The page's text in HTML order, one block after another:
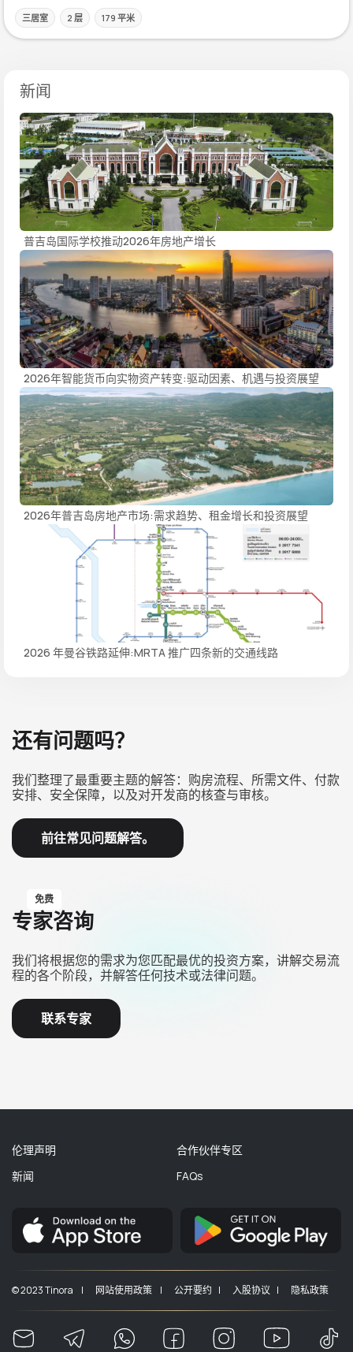
三居室 2 层 179 平米
新闻
普吉岛国际学校推动2026年房地产增长
2026年智能货币向实物资产转变:驱动因素、机遇与投资展望
2026年普吉岛房地产市场:需求趋势、租金增长和投资展望
2026 年曼谷铁路延伸:MRTA 推广四条新的交通线路
还有问题吗？
我们整理了最重要主题的解答：购房流程、所需文件、付款
安排、安全保障，以及对开发商的核查与审核。
前往常见问题解答。
免费
专家咨询
我们将根据您的需求为您匹配最优的投资方案，讲解交易流
程的各个阶段，并解答任何技术或法律问题。
联系专家
伦理声明
新闻
合作伙伴专区
FAQs
© 2023 Tinora | 网站使用政策 | 公开要约 | 入股协议 | 隐私政策